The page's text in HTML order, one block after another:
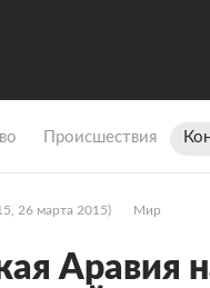
Происшествия
26 марта 2015) Мир
Аравия